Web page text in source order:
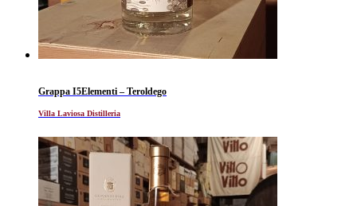
Grappa I5Elementi – Teroldego
Villa Laviosa Distilleria